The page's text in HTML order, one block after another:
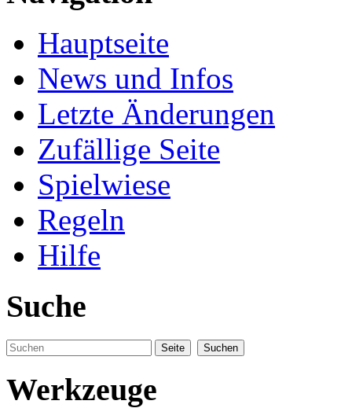
Hauptseite
News und Infos
Letzte Änderungen
Zufällige Seite
Spielwiese
Regeln
Hilfe
Suche
Werkzeuge